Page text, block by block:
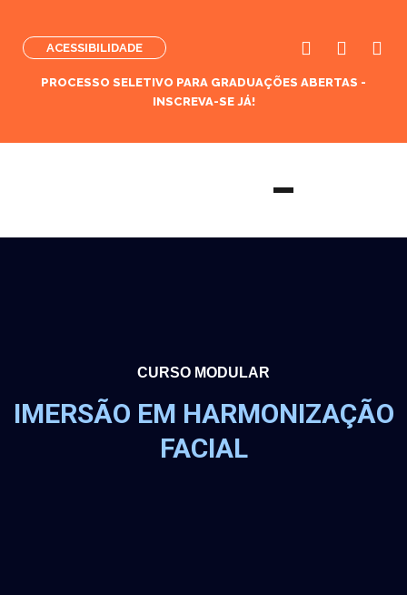
ACESSIBILIDADE
PROCESSO SELETIVO PARA GRADUAÇÕES ABERTAS -
INSCREVA-SE JÁ!
CURSO MODULAR
IMERSÃO EM HARMONIZAÇÃO
FACIAL